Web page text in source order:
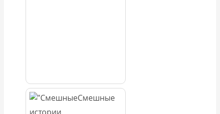
Смешные